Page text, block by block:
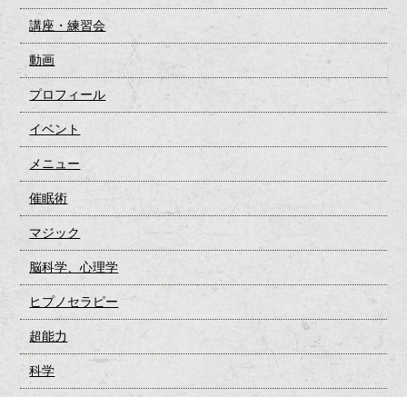
講座・練習会
動画
プロフィール
イベント
メニュー
催眠術
マジック
脳科学、心理学
ヒプノセラピー
超能力
科学